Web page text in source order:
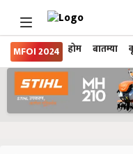
MFOI 2024 होम बातम्या